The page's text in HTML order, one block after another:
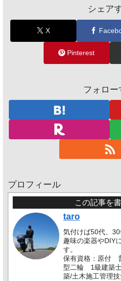
シェア
X
Pinterest
フォロー
プロフィール
この記事を
taro
気付けば50代、
趣味の楽器やDIY
す。
保有資格：原付
型二輪 1級建築
築/土木施工管理